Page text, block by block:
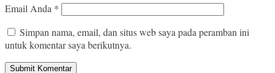
Email Anda *
Simpan nama, email, dan situs web saya pada peramban ini
untuk komentar saya berikutnya.